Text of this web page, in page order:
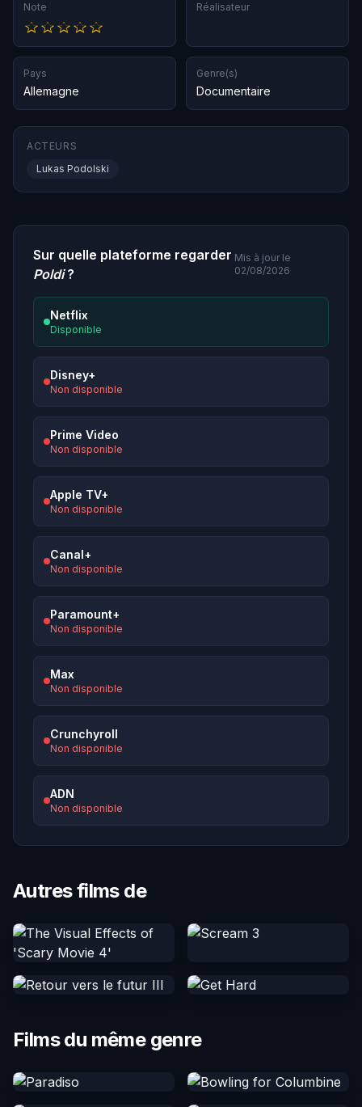
Note Réalisateur
Pays
Allemagne
Genre(s)
Documentaire
ACTEURS
Lukas Podolski
Sur quelle plateforme regarder
Poldi?
Mis à jour le
02/08/2026
Netflix
Disponible
Disney+
Non disponible
Prime Video
Non disponible
Apple TV+
Non disponible
Canal+
Non disponible
Paramount+
Non disponible
Max
Non disponible
Crunchyroll
Non disponible
ADN
Non disponible
Autres films de
Films du même genre